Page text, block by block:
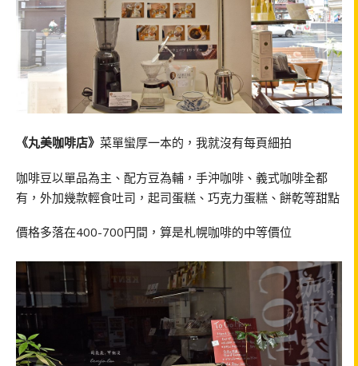
《丸美咖啡店》 菜單蠻厚一本的，我就沒有每頁細拍
咖啡豆以單品為主、配方豆為輔，手沖咖啡、義式咖啡全都
有，外加幾款輕食吐司，起司蛋糕、巧克力蛋糕、餅乾等甜點
價格多落在400-700円間，算是札幌咖啡的中等價位